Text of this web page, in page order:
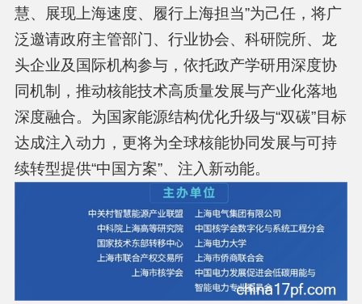
慧、展现上海速度、履行上海担当”为己任，将广
泛邀请政府主管部门、行业协会、科研院所、龙
头企业及国际机构参与，依托政产学研用深度协
同机制，推动核能技术高质量发展与产业化落地
深度融合。为国家能源结构优化升级与“双碳”目标
达成注入动力，更将为全球核能协同发展与可持
续转型提供“中国方案”、注入新动能。